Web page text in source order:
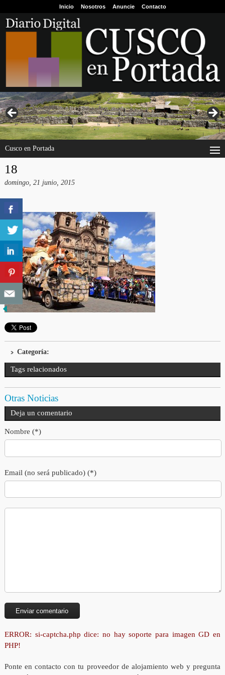
Inicio Nosotros Anuncie Contacto
Cusco en Portada
18
domingo, 21 junio, 2015
Categoría:
Tags relacionados
Otras Noticias
Deja un comentario
Nombre (*)
Email (no será publicado) (*)
ERROR: si-captcha.php dice: no hay soporte para imagen GD en
PHP!
Ponte en contacto con tu proveedor de alojamiento web y pregunta